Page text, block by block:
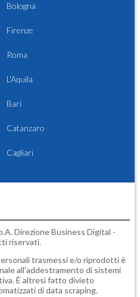
Bologna
Firenze
Roma
L'Aquila
Bari
Catanzaro
Cagliari
Direzione Business Digital -
riservati.
trasmessi e/o riprodotti è
all'addestramento di sistemi
È altresì fatto divieto
di data scraping.